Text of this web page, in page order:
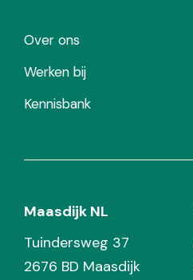
Over ons
Werken bij
Kennisbank
Maasdijk NL
Tuindersweg 37
2676 BD Maasdijk